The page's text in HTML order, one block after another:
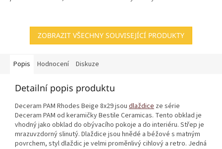
ZOBRAZIT VŠECHNY SOUVISEJÍCÍ PRODUKTY
Popis Hodnocení Diskuze
Detailní popis produktu
Deceram PAM Rhodes Beige 8x29 jsou dlaždice ze série
Deceram PAM od keramičky Bestile Ceramicas. Tento obklad je
vhodný jako obklad do obývacího pokoje a do interiéru. Střep je
mrazuvzdorný slinutý. Dlaždice jsou hnědé a béžové s matným
povrchem, styl dlaždic je velmi proměnlivý cihlový a retro. Jedná